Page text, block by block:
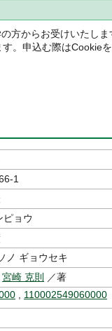
方からお受けいたしま
。申込む際はCookie
1
ピョウ
ノ ギョウセキ
宮崎 克則
／著
110002549060000